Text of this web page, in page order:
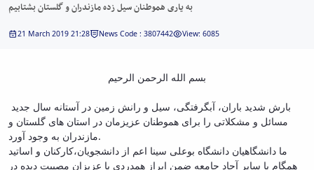
به یاری هموطنان سیل زده مازندران و گلستان بشتابیم
21 March 2019 21:28 News Code : 3807442 View: 6085
بسم الله الرحمن الرحیم
مسائل و مشکلاتی را برای هموطنان عزیزمان در استان های گلستان و
مازندران به وجود آورد.
ما دانشگاهیان دانشگاه بوعلی سینا اعم از دانشجویان،کارکنان و اساتید
همگام با سایر آحاد جامعه ضمن ابراز همدردی با عزیزان مصیبت دیده در